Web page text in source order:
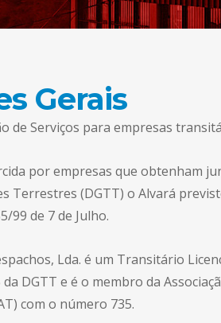
Gerais
de Serviços para empresas
por empresas que obtenham
Terrestres (DGTT) o Alvará
99 de 7 de Julho.
Lda. é um Transitário
DGTT e é o membro da
com o número 735.